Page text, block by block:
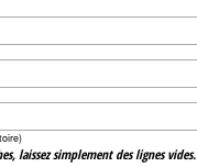
laissez simplement des lignes vides.